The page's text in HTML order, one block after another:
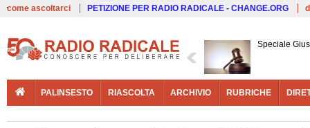
come ascoltarci PETIZIONE PER RADIO RADICALE - CHANGE.ORG
Speciale
PALINSESTO RIASCOLTA ARCHIVIO RUBRICHE